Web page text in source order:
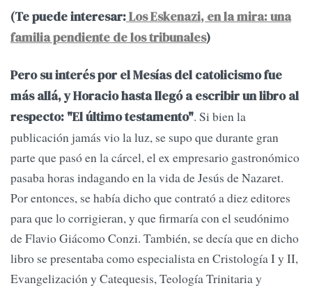
(Te puede interesar:Los Eskenazi, en la mira: una
familia pendiente de los tribunales)
Pero su interés por el Mesías del catolicismo fue
más allá, y Horacio hasta llegó a escribir un libro al
respecto: "El último testamento". Si bien la
publicación jamás vio la luz, se supo que durante gran
parte que pasó en la cárcel, el ex empresario gastronómico
pasaba horas indagando en la vida de Jesús de Nazaret.
Por entonces, se había dicho que contrató a diez editores
para que lo corrigieran, y que firmaría con el seudónimo
de Flavio Giácomo Conzi. También, se decía que en dicho
libro se presentaba como especialista en Cristología I y II,
Evangelización y Catequesis, Teología Trinitaria y